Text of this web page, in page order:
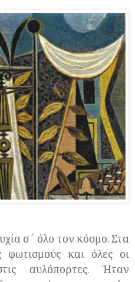
σ΄ όλο τον κόσμο. Στα
φωτισμούς και όλες οι
αυλόπορτες. Ήταν